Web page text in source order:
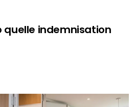
quelle indemnisation